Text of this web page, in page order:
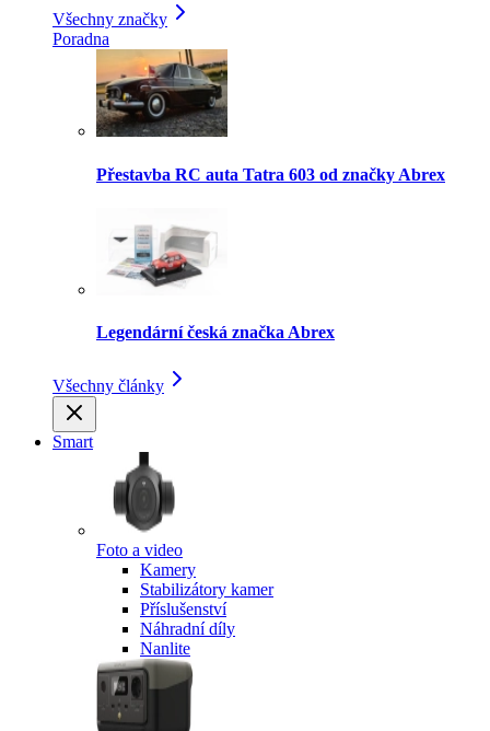
Všechny značky
Poradna
Přestavba RC auta Tatra 603 od značky Abrex
Legendární česká značka Abrex
Všechny články
Smart
Foto a video
Kamery
Stabilizátory kamer
Příslušenství
Náhradní díly
Nanlite